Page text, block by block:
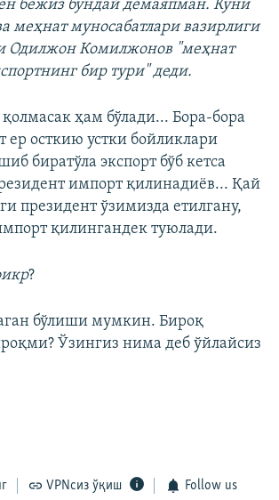
бежиз бундай демаяпман. Куни
меҳнат муносабатлари вазирлиги
Одилжон Комилжонов "меҳнат
бир тури" деди.
ҳам бўлади... Бора-бора
ер осткию устки бойликлари
биратўла экспорт бўб кетса
импорт қилинадиёв... Қай
президент ўзимизда етилгану,
қилингандек туюлади.
?
бўлиши мумкин. Бироқ
Ўзингиз нима деб ўйлайсиз
VPNсиз ўқиш Follow us